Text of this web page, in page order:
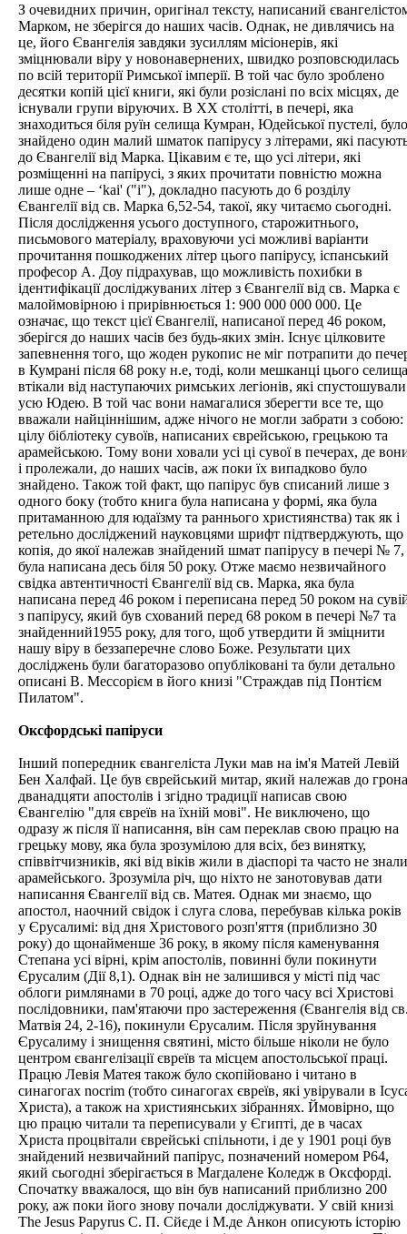
З очевидних причин, оригінал тексту, написаний
Марком, не зберігся до наших часів. Однак, не дивлячись на
це, його Євангелія завдяки зусиллям місіонерів, які
зміцнювали віру у новонавернених, швидко розповсюдилась
по всій території Римської імперії. В той час було зроблено
десятки копій цієї книги, які були розіслані по всіх місцях, де
існували групи віруючих. В ХХ столітті, в печері, яка
знаходиться біля руїн селища Кумран, Юдейської пустелі, було
знайдено один малий шматок папірусу з літерами, які
до Євангелії від Марка. Цікавим є те, що усі літери, які
розміщенні на папірусі, з яких прочитати повністю можна
лише одне – ‘kai' ("і"), докладно пасують до 6 розділу
Євангелії від св. Марка 6,52-54, такої, яку читаємо сьогодні.
Після дослідження усього доступного, старожитнього,
письмового матеріалу, враховуючи усі можливі варіанти
прочитання пошкоджених літер цього папірусу, іспанський
професор А. Доу підрахував, що можливість похибки в
ідентифікації досліджуваних літер з Євангелії від св. Марка є
малоймовірною і прирівнюється 1: 900 000 000 000. Це
означає, що текст цієї Євангелії, написаної перед 46 роком,
зберігся до наших часів без будь-яких змін. Існує цілковите
запевнення того, що жоден рукопис не міг потрапити до
в Кумрані після 68 року н.е, тоді, коли мешканці цього селища
втікали від наступаючих римських легіонів, які спустошували
усю Юдею. В той час вони намагалися зберегти все те, що
вважали найціннішим, адже нічого не могли забрати з собою:
цілу бібліотеку сувоїв, написаних єврейською, грецькою та
арамейською. Тому вони ховали усі ці сувої в печерах, де
і пролежали, до наших часів, аж поки їх випадково було
знайдено. Також той факт, що папірус був списаний лише з
одного боку (тобто книга була написана у формі, яка була
притаманною для юдаїзму та раннього християнства) так як і
ретельно досліджений науковцями шрифт підтверджують, що
копія, до якої належав знайдений шмат папірусу в печері № 7,
була написана десь біля 50 року. Отже маємо незвичайного
свідка автентичності Євангелії від св. Марка, яка була
написана перед 46 роком і переписана перед 50 роком на
з папірусу, який був схований перед 68 роком в печері №7 та
знайденний1955 року, для того, щоб утвердити й зміцнити
нашу віру в беззаперечне слово Боже. Результати цих
досліджень були багаторазово опубліковані та були детально
описані В. Мессорієм в його книзі "Страждав під Понтієм
Пилатом".
Оксфордські папіруси
Інший попередник євангеліста Луки мав на ім'я Матей Левій
Бен Халфай. Це був єврейський митар, який належав до грона
дванадцяти апостолів і згідно традиції написав свою
Євангелію "для євреїв на їхній мові". Не виключено, що
одразу ж після її написання, він сам переклав свою працю на
грецьку мову, яка була зрозумілою для всіх, без винятку,
співвітчизників, які від віків жили в діаспорі та часто не знали
арамейського. Зрозуміла річ, що ніхто не занотовував дати
написання Євангелії від св. Матея. Однак ми знаємо, що
апостол, наочний свідок і слуга слова, перебував кілька років
у Єрусалимі: від дня Христового розп'яття (приблизно 30
року) до щонайменше 36 року, в якому після каменування
Степана усі вірні, крім апостолів, повинні були покинути
Єрусалим (Дії 8,1). Однак він не залишився у місті під час
облоги римлянами в 70 році, адже до того часу всі Христові
послідовники, пам'ятаючи про застереження (Євангелія від
Матвія 24, 2-16), покинули Єрусалим. Після зруйнування
Єрусалиму і знищення святині, місто більше ніколи не було
центром євангелізації євреїв та місцем апостольської праці.
Працю Левія Матея також було скопійовано і читано в
синагогах nocrim (тобто синагогах євреїв, які увірували в
Христа), а також на християнських зібраннях. Ймовірно, що
цю працю читали та переписували у Єгипті, де в часах
Христа процвітали єврейські спільноти, і де у 1901 році був
знайдений незвичайний папірус, позначений номером Р64,
який сьогодні зберігається в Магдалене Коледж в Оксфорді.
Спочатку вважалося, що він був написаний приблизно 200
року, аж поки його знову почали досліджувати. У свій книзі
The Jesus Papyrus С. П. Сйєде і М.де Анкон описують історію